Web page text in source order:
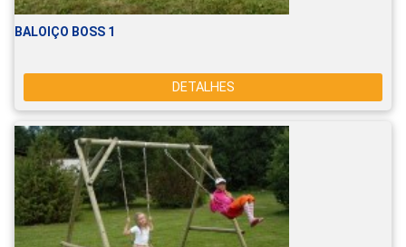
BALOIÇO BOSS 1
DETALHES